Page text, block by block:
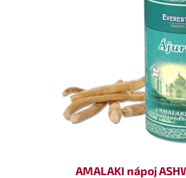
AMALAKI nápoj